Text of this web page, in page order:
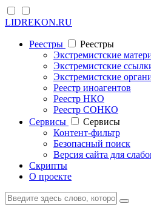
LIDREKON.RU
Реестры
Реестры
Экстремистские
Экстремистские
Экстремистские
Реестр иноагентов
Реестр НКО
Реестр СОНКО
Cервисы
Cервисы
Контент-фильтр
Безопасный поиск
Версия сайта для
Скрипты
О проекте